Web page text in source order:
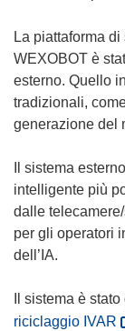
t
r
a
)
p
r
e
i
n
n
a
n
u
a
f
La piattaforma
WEXOBOT è
esterno. Quello
tradizionali,
generazione del
Il sistema
intelligente più
dalle
per gli operatori
dell’IA.
Il sistema è
riciclaggio IVAR